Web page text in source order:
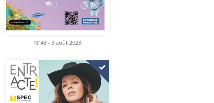
N°48 - 3 août 2023